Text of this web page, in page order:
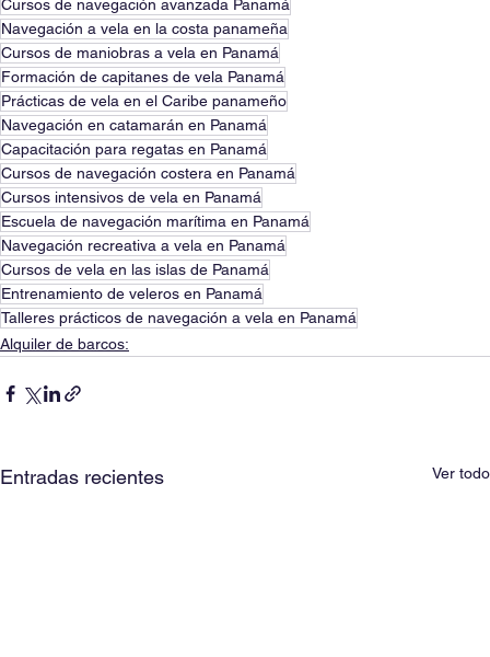
Cursos de navegación avanzada Panamá
Navegación a vela en la costa panameña
Cursos de maniobras a vela en Panamá
Formación de capitanes de vela Panamá
Prácticas de vela en el Caribe panameño
Navegación en catamarán en Panamá
Capacitación para regatas en Panamá
Cursos de navegación costera en Panamá
Cursos intensivos de vela en Panamá
Escuela de navegación marítima en Panamá
Navegación recreativa a vela en Panamá
Cursos de vela en las islas de Panamá
Entrenamiento de veleros en Panamá
Talleres prácticos de navegación a vela en Panamá
Alquiler de barcos:
Entradas recientes Ver todo